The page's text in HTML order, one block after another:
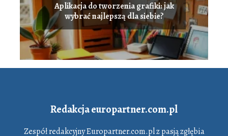
Aplikacja do tworzenia grafiki: jak
wybrać najlepszą dla siebie?
Redakcja europartner.com.pl
Zespół redakcyjny Europartner.com.pl z pasją zgłębia